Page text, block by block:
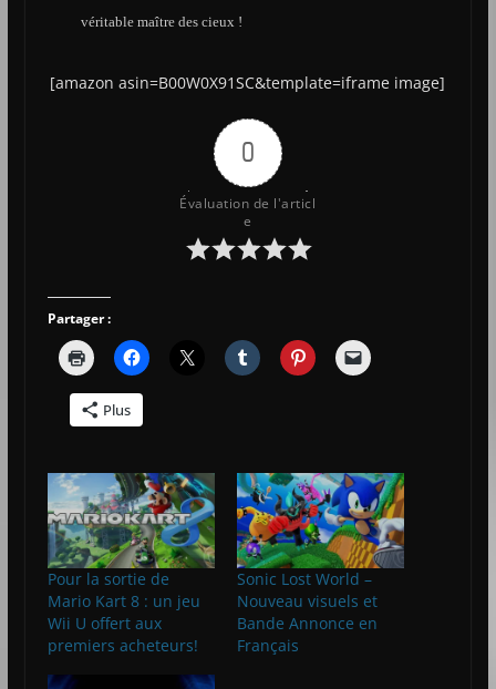
véritable maître des cieux !
[amazon asin=B00W0X91SC&template=iframe image]
0
Évaluation de l'articl
e
Partager :
Plus
Pour la sortie de
Mario Kart 8 : un jeu
Wii U offert aux
premiers acheteurs!
Sonic Lost World –
Nouveau visuels et
Bande Annonce en
Français